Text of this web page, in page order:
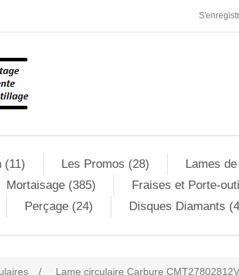
(11) Les Promos (28) Lames
Mortaisage (385) Fraises et Porte-
Perçage (24) Disques Diamants
/ Lame circulaire Carbure